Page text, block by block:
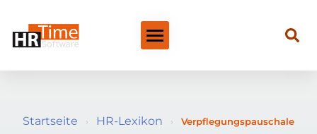
Startseite › HR-Lexikon › Verpflegungspauschale